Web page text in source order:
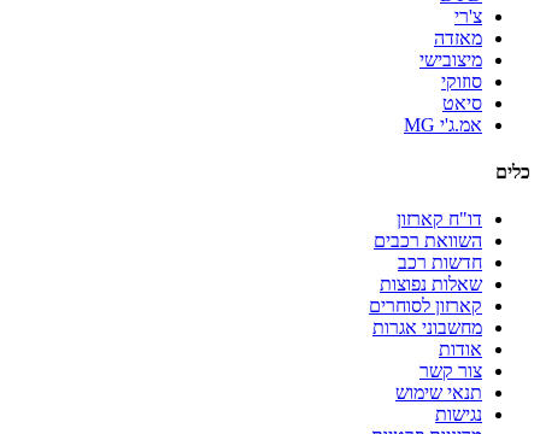
צ'רי
מאזדה
מיצובישי
סוזוקי
סיאט
אמ.ג'י MG
כלים
דו"ח קארזון
השוואת רכבים
חדשות רכב
שאלות נפוצות
קארזון לסוחרים
מחשבוני אגרות
אודות
צור קשר
תנאי שימוש
נגישות